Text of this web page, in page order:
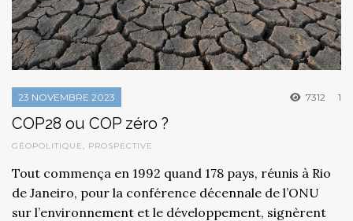
23 NOVEMBRE 2023 7312 1
COP28 ou COP zéro ?
GÉOPOLITIQUE, PROSPECTIVE
Tout commença en 1992 quand 178 pays, réunis à Rio
de Janeiro, pour la conférence décennale de l’ONU
sur l’environnement et le développement, signèrent